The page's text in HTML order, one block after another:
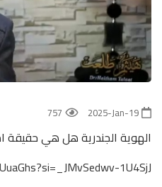
2025-Jan-19
757
الهوية الجندرية هل هي
1U4SjJ